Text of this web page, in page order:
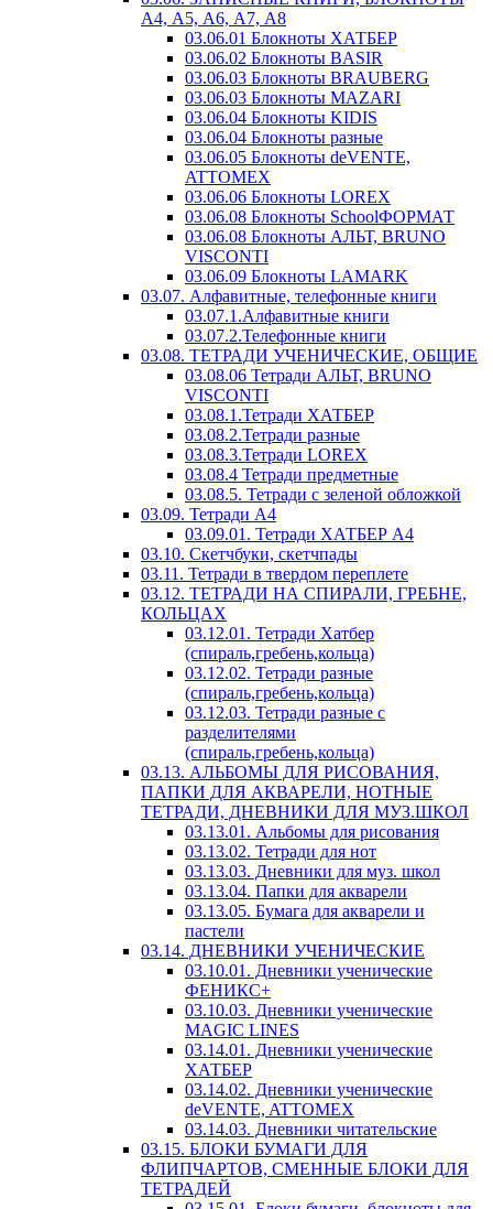
А4, А5, А6, А7, А8
03.06.01 Блокноты ХАТБЕР
03.06.02 Блокноты BASIR
03.06.03 Блокноты BRAUBERG
03.06.03 Блокноты MAZARI
03.06.04 Блокноты KIDIS
03.06.04 Блокноты разные
03.06.05 Блокноты deVENTE,
ATTOMEX
03.06.06 Блокноты LOREX
03.06.08 Блокноты SchoolФОРМАТ
03.06.08 Блокноты АЛЬТ, BRUNO
VISCONTI
03.06.09 Блокноты LAMARK
03.07. Алфавитные, телефонные книги
03.07.1.Алфавитные книги
03.07.2.Телефонные книги
03.08. ТЕТРАДИ УЧЕНИЧЕСКИЕ, ОБЩИЕ
03.08.06 Тетради АЛЬТ, BRUNO
VISCONTI
03.08.1.Тетради ХАТБЕР
03.08.2.Тетради разные
03.08.3.Тетради LOREX
03.08.4 Тетради предметные
03.08.5. Тетради с зеленой обложкой
03.09. Тетради А4
03.09.01. Тетради ХАТБЕР А4
03.10. Скетчбуки, скетчпады
03.11. Тетради в твердом переплете
03.12. ТЕТРАДИ НА СПИРАЛИ, ГРЕБНЕ,
КОЛЬЦАХ
03.12.01. Тетради Хатбер
(спираль,гребень,кольца)
03.12.02. Тетради разные
(спираль,гребень,кольца)
03.12.03. Тетради разные с
разделителями
(спираль,гребень,кольца)
03.13. АЛЬБОМЫ ДЛЯ РИСОВАНИЯ,
ПАПКИ ДЛЯ АКВАРЕЛИ, НОТНЫЕ
ТЕТРАДИ, ДНЕВНИКИ ДЛЯ МУЗ.ШКОЛ
03.13.01. Альбомы для рисования
03.13.02. Тетради для нот
03.13.03. Дневники для муз. школ
03.13.04. Папки для акварели
03.13.05. Бумага для акварели и
пастели
03.14. ДНЕВНИКИ УЧЕНИЧЕСКИЕ
03.10.01. Дневники ученические
ФЕНИКС+
03.10.03. Дневники ученические
MAGIC LINES
03.14.01. Дневники ученические
ХАТБЕР
03.14.02. Дневники ученические
deVENTE, ATTOMEX
03.14.03. Дневники читательские
03.15. БЛОКИ БУМАГИ ДЛЯ
ФЛИПЧАРТОВ, СМЕННЫЕ БЛОКИ ДЛЯ
ТЕТРАДЕЙ